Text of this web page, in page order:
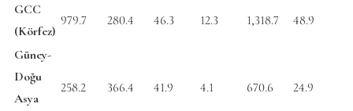
GCC
(Körfez)
979.7 280.4 46.3 12.3 1,318.7 48.9
Güney-
Doğu
Asya
258.2 366.4 41.9 4.1 670.6 24.9